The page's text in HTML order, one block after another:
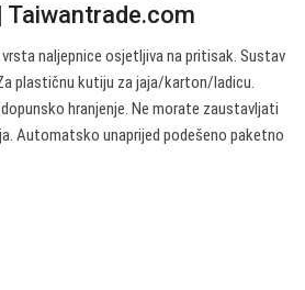
naljepnice osjetljiva na pritisak. Sustav
plastičnu kutiju za jaja/karton/ladicu.
hranjenje. Ne morate zaustavljati
Automatsko unaprijed podešeno paketno